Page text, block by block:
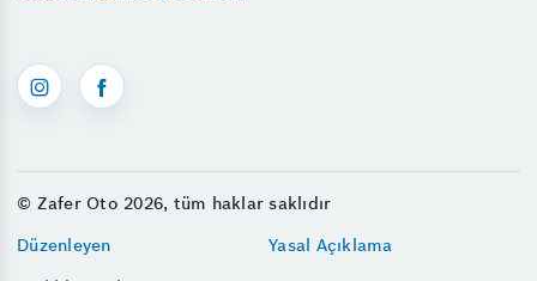
© Zafer Oto 2026, tüm haklar saklıdır
Düzenleyen
Yasal Açıklama